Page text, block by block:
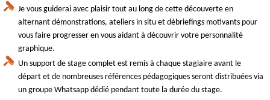
Je vous guiderai avec plaisir tout au long de cette découverte en
alternant démonstrations, ateliers in situ et débriefings motivants pour
vous faire progresser en vous aidant à découvrir votre personnalité
graphique.
Un support de stage complet est remis à chaque stagiaire avant le
départ et de nombreuses références pédagogiques seront distribuées via
un groupe Whatsapp dédié pendant toute la durée du stage.